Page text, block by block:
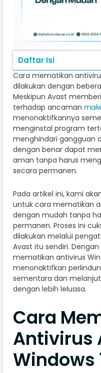
Daftar Isi
Cara mematikan
dilakukan dengan
Meskipun Avast
terhadap ancaman
menonaktifkannya
menginstal program
menghindari gangguan
dengan benar dapat
aman tanpa harus
secara permanen.
Pada artikel ini, kami
untuk cara mematikan
dengan mudah tanpa
permanen. Proses ini
dilakukan melalui
Avast itu sendiri.
mematikan antivirus
menonaktifkan
sementara dan
dengan lebih leluasa.​
Cara
Antivirus
Windows